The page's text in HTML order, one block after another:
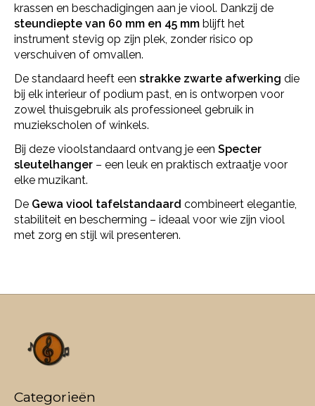
krassen en beschadigingen aan je viool. Dankzij de
steundiepte van 60 mm en 45 mm blijft het
instrument stevig op zijn plek, zonder risico op
verschuiven of omvallen.
De standaard heeft een strakke zwarte afwerking die
bij elk interieur of podium past, en is ontworpen voor
zowel thuisgebruik als professioneel gebruik in
muziekscholen of winkels.
Bij deze vioolstandaard ontvang je een Specter
sleutelhanger – een leuk en praktisch extraatje voor
elke muzikant.
De Gewa viool tafelstandaard combineert elegantie,
stabiliteit en bescherming – ideaal voor wie zijn viool
met zorg en stijl wil presenteren.
Categorieën